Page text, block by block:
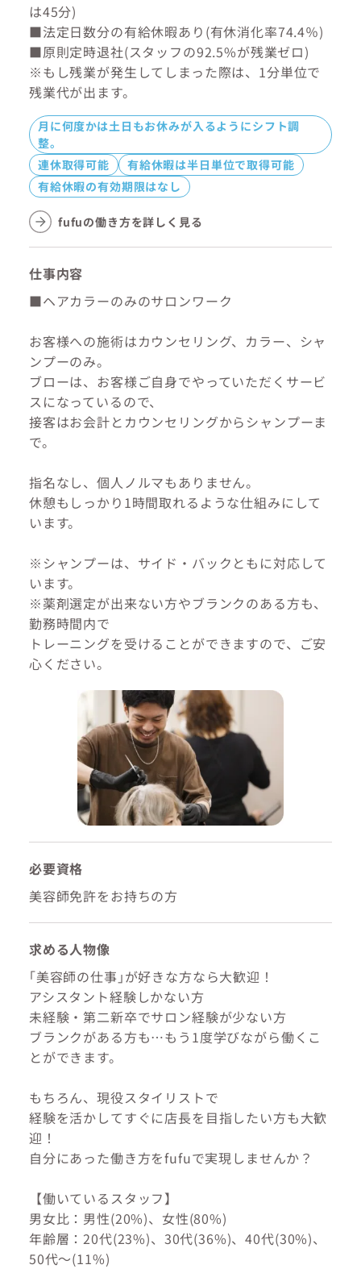
は45分)
■法定日数分の有給休暇あり(有休消化率74.4％)
■原則定時退社(スタッフの92.5%が残業ゼロ)
※もし残業が発生してしまった際は、1分単位で
残業代が出ます。
月に何度かは土日もお休みが入るようにシフト調
整。
連休取得可能
有給休暇は半日単位で取得可能
有給休暇の有効期限はなし
fufuの働き方を詳しく見る
仕事内容
■ヘアカラーのみのサロンワーク
お客様への施術はカウンセリング、カラー、シャ
ンプーのみ。
ブローは、お客様ご自身でやっていただくサービ
スになっているので、
接客はお会計とカウンセリングからシャンプーま
で。
指名なし、個人ノルマもありません。
休憩もしっかり1時間取れるような仕組みにして
います。
※シャンプーは、サイド・バックともに対応して
います。
※薬剤選定が出来ない方やブランクのある方も、
勤務時間内で
トレーニングを受けることができますので、ご安
心ください。
必要資格
美容師免許をお持ちの方
求める人物像
｢美容師の仕事｣が好きな方なら大歓迎！
アシスタント経験しかない方
未経験・第二新卒でサロン経験が少ない方
ブランクがある方も…もう1度学びながら働くこ
とができます。
もちろん、現役スタイリストで
経験を活かしてすぐに店長を目指したい方も大歓
迎！
自分にあった働き方をfufuで実現しませんか？
【働いているスタッフ】
男女比：男性(20%)、女性(80%)
年齢層：20代(23%)、30代(36%)、40代(30%)、
50代～(11%)